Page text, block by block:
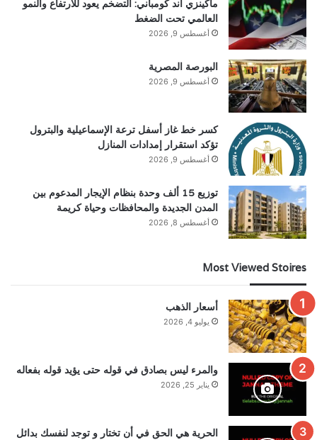
ماكينزي آند كومباني: التضخم يعود للارتفاع والنمو
العالمي تحت الضغط
أغسطس 9, 2026
البورصة المصرية
أغسطس 9, 2026
كسر خط غاز أسفل ترعة الإسماعيلية والبترول
تؤكد استقرار إمدادات المنازل
أغسطس 9, 2026
توزيع 15 ألف وحدة بنظام الإيجار المدعوم بين
المدن الجديدة والمحافظات وحياة كريمة
أغسطس 8, 2026
Most Viewed Stoires
أسعار الذهب
يوليو 4, 2026
والمرء ليس بصادق في قوله حتى يؤيد قوله بفعاله
يناير 25, 2026
الحرية هي الحق في أن تختار و توجد لنفسك بدائل